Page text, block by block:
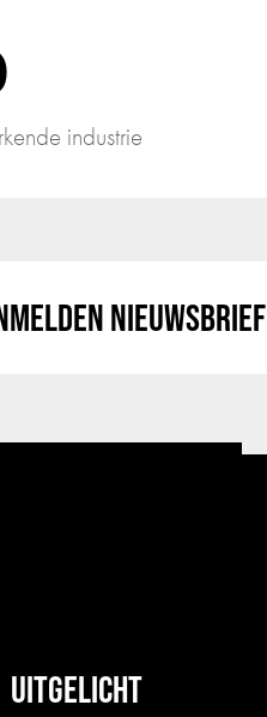
industrie
NIEUWSBRIEF
UITGELICHT